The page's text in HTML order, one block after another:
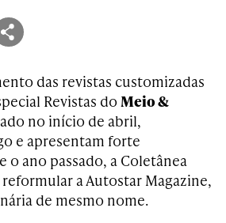
das revistas customizadas
Revistas do Meio &
no início de abril,
e apresentam forte
o ano passado, a Coletânea
a Autostar Magazine,
de mesmo nome.